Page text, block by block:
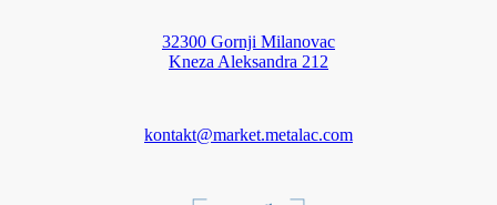
32300 Gornji Milanovac
Kneza Aleksandra 212
kontakt@market.metalac.com